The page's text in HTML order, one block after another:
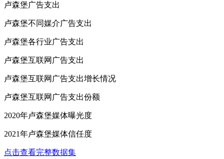
卢森堡广告支出
卢森堡不同媒介广告支出
卢森堡各行业广告支出
卢森堡互联网广告支出
卢森堡互联网广告支出增长情况
卢森堡互联网广告支出份额
2020年卢森堡媒体曝光度
2021年卢森堡媒体信任度
点击查看完整数据集